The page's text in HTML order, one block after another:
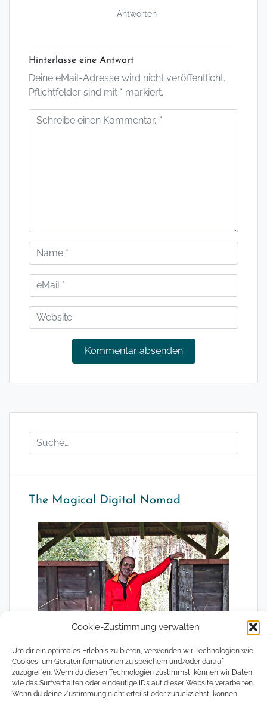
Cookie-Zustimmung verwalten
Um dir ein optimales Erlebnis zu bieten, verwenden wir Technologien wie
Cookies, um Geräteinformationen zu speichern und/oder darauf
zuzugreifen. Wenn du diesen Technologien zustimmst, können wir Daten
wie das Surfverhalten oder eindeutige IDs auf dieser Website verarbeiten.
Wenn du deine Zustimmung nicht erteilst oder zurückziehst, können
Antworten
Hinterlasse eine Antwort
Deine eMail-Adresse wird nicht veröffentlicht.
Pflichtfelder sind mit * markiert.
The Magical Digital Nomad